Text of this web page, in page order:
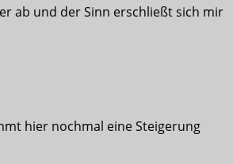
ab und der Sinn erschließt sich mir
hier nochmal eine Steigerung